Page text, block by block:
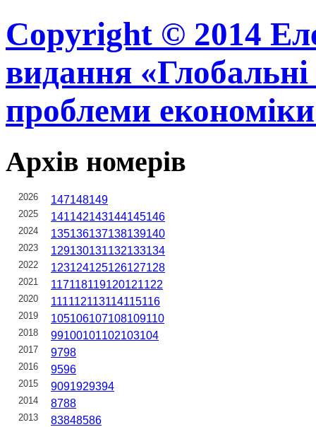
Copyright © 2014
видання «Глобальні
проблеми
Архів номерів
2026 147148149
2025 141142143144145146
2024 135136137138139140
2023 129130131132133134
2022 123124125126127128
2021 117118119120121122
2020 111112113114115116
2019 105106107108109110
2018 99100101102103104
2017 9798
2016 9596
2015 9091929394
2014 8788
2013 83848586